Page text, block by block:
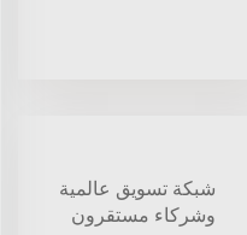
شبكة تسويق عالمية
وشركاء مستقرون